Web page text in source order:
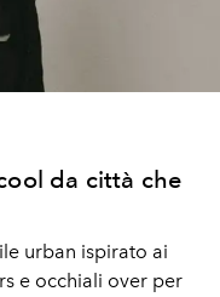
da città che
urban ispirato ai
e occhiali over per